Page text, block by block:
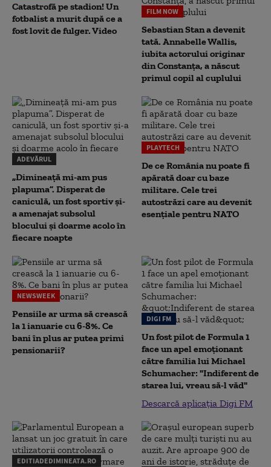
Catastrofă pe stadion! Un
fotbalist a murit după ce a
fost lovit de fulger. Video
FILM NOW
Sebastian Stan a devenit
tată. Annabelle Wallis,
iubita actorului originar
din Constanța, a născut
primul copil al cuplului
ADEVĂRUL
„Dimineață mi-am pus
plapuma”. Disperat de
caniculă, un fost sportiv și-
a amenajat subsolul
blocului și doarme acolo în
fiecare noapte
PLAYTECH
De ce România nu poate fi
apărată doar cu baze
militare. Cele trei
autostrăzi care au devenit
esențiale pentru NATO
NEWSWEEK
Pensiile ar urma să crească
la 1 ianuarie cu 6-8%. Ce
bani în plus ar putea primi
pensionarii?
DIGI FM
Un fost pilot de Formula 1
face un apel emoționant
către familia lui Michael
Schumacher: "Indiferent de
starea lui, vreau să-l văd"
Descarcă aplicația Digi FM
EDITIADEDIMINEATA.RO